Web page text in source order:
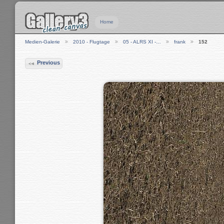
Home
Medien-Galerie 2010 - Flugtage 05 - ALRS XI -… frank 152
Previous